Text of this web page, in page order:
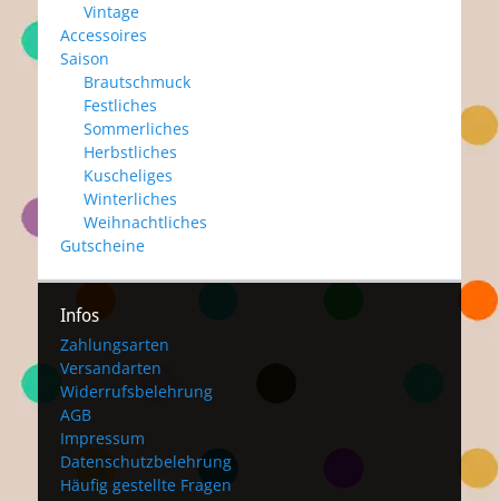
Vintage
Accessoires
Saison
Brautschmuck
Festliches
Sommerliches
Herbstliches
Kuscheliges
Winterliches
Weihnachtliches
Gutscheine
Infos
Zahlungsarten
Versandarten
Widerrufsbelehrung
AGB
Impressum
Datenschutzbelehrung
Häufig gestellte Fragen